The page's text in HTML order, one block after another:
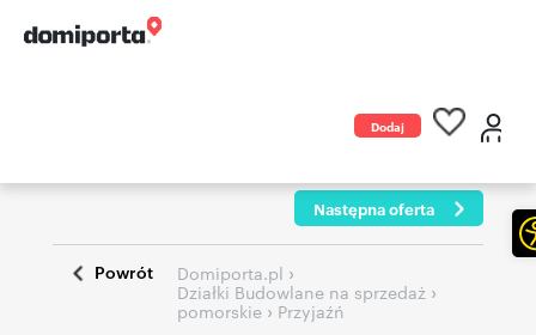
Dodaj
Następna oferta
Powrót Domiporta.pl ›
Działki Budowlane na sprzedaż ›
pomorskie › Przyjaźń